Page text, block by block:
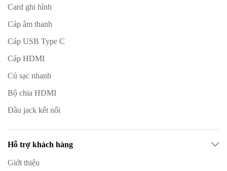
Card ghi hình
Cáp âm thanh
Cáp USB Type C
Cáp HDMI
Củ sạc nhanh
Bộ chia HDMI
Đầu jack kết nối
Hỗ trợ khách hàng
Giới thiệu